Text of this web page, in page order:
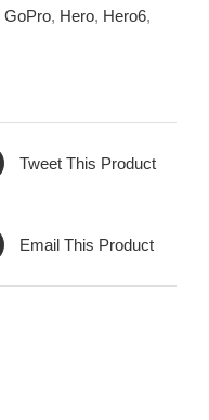
GoPro, Hero, Hero6,
Tweet This Product
Email This Product